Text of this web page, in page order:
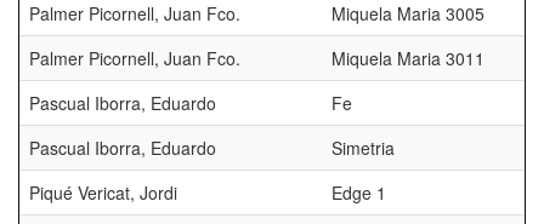
Palmer Picornell, Juan Fco.
Miquela Maria 3005
Palmer Picornell, Juan Fco.
Miquela Maria 3011
Pascual Iborra, Eduardo
Fe
Pascual Iborra, Eduardo
Simetria
Piqué Vericat, Jordi
Edge 1